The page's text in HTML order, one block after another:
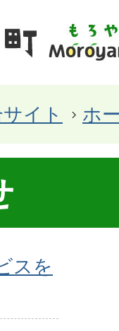
イト ホ
スを